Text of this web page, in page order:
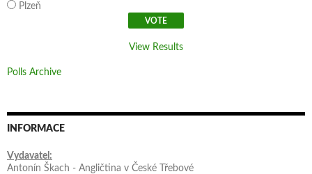
Plzeň
View Results
Polls Archive
INFORMACE
Vydavatel:
Antonín Škach - Angličtina v České Třebové